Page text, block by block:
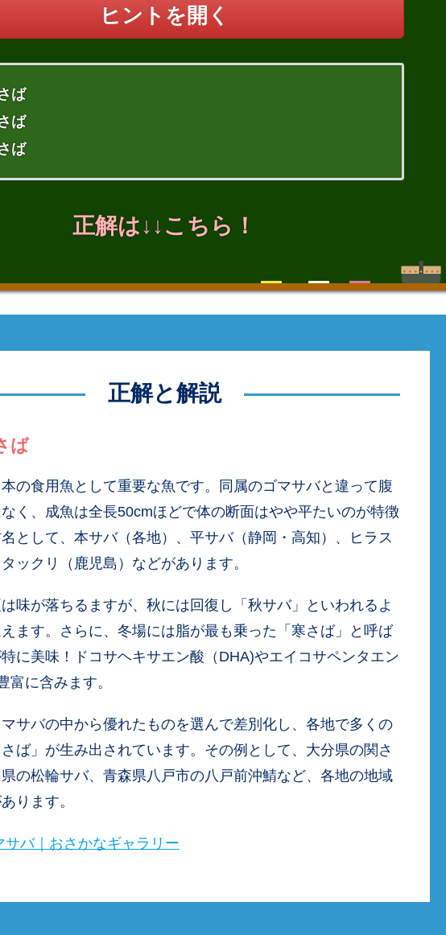
ヒントを開く
ば
ば
ば
正解は↓↓こちら！
正解と解説
ば
の食用魚として重要な魚です。同属のゴマサバと違って腹
く、成魚は全長50cmほどで体の断面はやや平たいのが特徴
として、本サバ（各地）、平サバ（静岡・高知）、ヒラス
タックリ（鹿児島）などがあります。
味が落ちるますが、秋には回復し「秋サバ」といわれるよ
ます。さらに、冬場には脂が最も乗った「寒さば」と呼ば
に美味！ドコサヘキサエン酸（DHA)やエイコサペンタエン
富に含みます。
サバの中から優れたものを選んで差別化し、各地で多くの
さば」が生み出されています。その例として、大分県の関さ
の松輪サバ、青森県八戸市の八戸前沖鯖など、各地の地域
ります。
サバ｜おさかなギャラリー